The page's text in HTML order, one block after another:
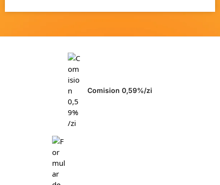
Comision 0,59%/zi